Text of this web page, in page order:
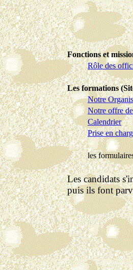
Fonctions et
Rôle des
Les formations
Notre
Notre offre
Calendrier
Prise en
les
Les candidats
puis ils font